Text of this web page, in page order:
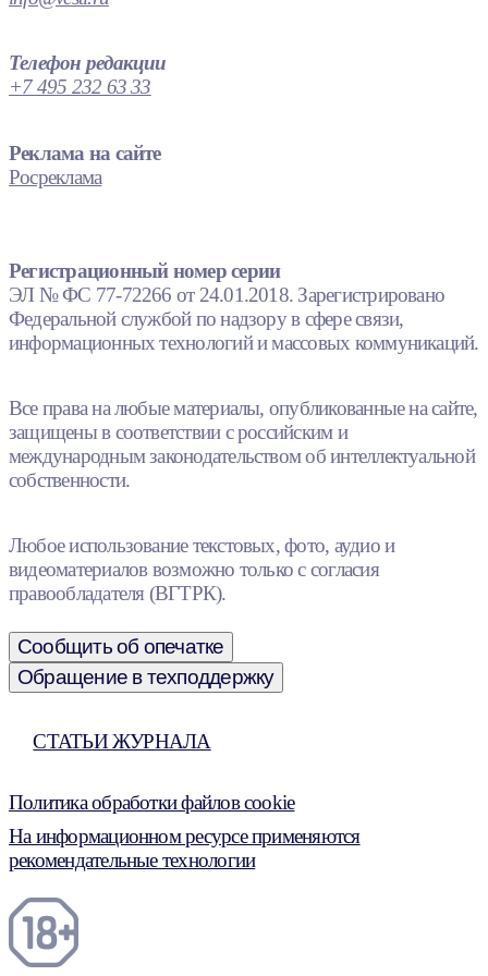
Телефон редакции
+7 495 232 63 33
Реклама на сайте
Росреклама
Регистрационный номер серии
ЭЛ № ФС 77-72266 от 24.01.2018. Зарегистрировано
Федеральной службой по надзору в сфере связи,
информационных технологий и массовых коммуникаций.
Все права на любые материалы, опубликованные на сайте,
защищены в соответствии с российским и
международным законодательством об интеллектуальной
собственности.
Любое использование текстовых, фото, аудио и
видеоматериалов возможно только с согласия
правообладателя (ВГТРК).
Сообщить об опечатке
Обращение в техподдержку
СТАТЬИ ЖУРНАЛА
Политика обработки файлов cookie
На информационном ресурсе применяются
рекомендательные технологии